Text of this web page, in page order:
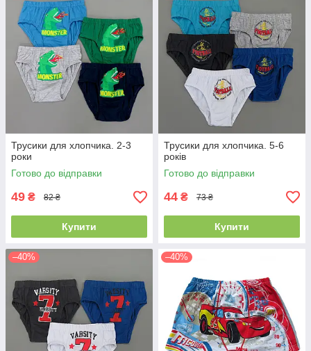
Трусики для хлопчика. 2-3
роки
Готово до відправки
49 ₴ 82 ₴
Купити
Трусики для хлопчика. 5-6
років
Готово до відправки
44 ₴ 73 ₴
Купити
–40% –40%